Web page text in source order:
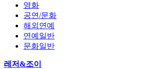
영화
공연/문화
해외연예
연예일반
문화일반
레저&조이